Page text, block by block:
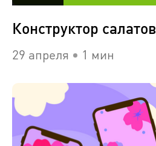
Конструктор салатов
29 апреля 1 мин